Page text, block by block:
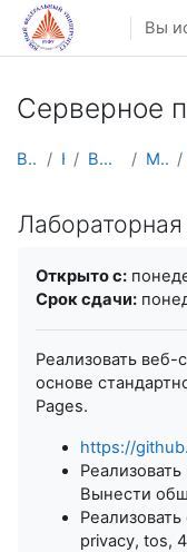
Перейти к основному
Вы
Серверное
В начало Курсы Весенний семестр Магистратура
Открыто с:
Срок сдачи:
Реализовать
основе
Pages.
https://
Вынести
privacy, tos,